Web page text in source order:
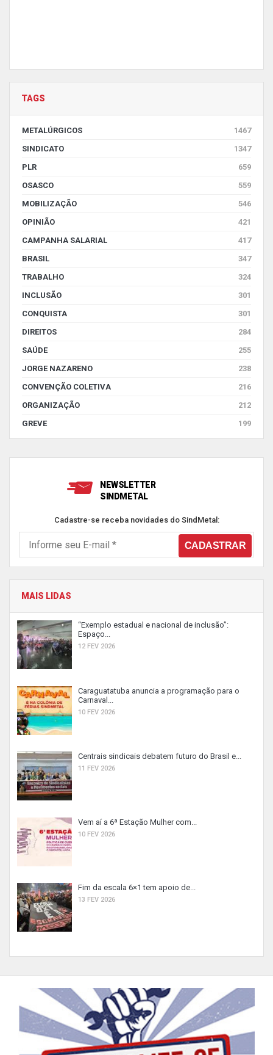
TAGS
METALÚRGICOS
1467
SINDICATO
1347
PLR
659
OSASCO
559
MOBILIZAÇÃO
546
OPINIÃO
421
CAMPANHA SALARIAL
417
BRASIL
347
TRABALHO
324
INCLUSÃO
301
CONQUISTA
301
DIREITOS
284
SAÚDE
255
JORGE NAZARENO
238
CONVENÇÃO COLETIVA
216
ORGANIZAÇÃO
212
GREVE
199
NEWSLETTER
SINDMETAL
Cadastre-se receba novidades do SindMetal:
MAIS LIDAS
“Exemplo estadual e nacional de inclusão”:
Espaço...
12 FEV 2026
Caraguatatuba anuncia a programação para o
Carnaval...
10 FEV 2026
Centrais sindicais debatem futuro do Brasil e...
11 FEV 2026
Vem aí a 6ª Estação Mulher com...
10 FEV 2026
Fim da escala 6×1 tem apoio de...
13 FEV 2026